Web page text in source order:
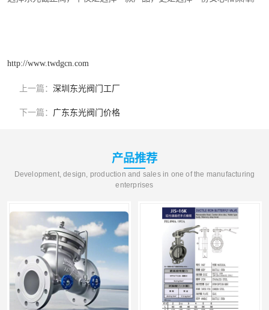
http://www.twdgcn.com
上一篇： 深圳东光阀门工厂
下一篇： 广东东光阀门价格
产品推荐
Development, design, production and sales in one of the manufacturing
enterprises